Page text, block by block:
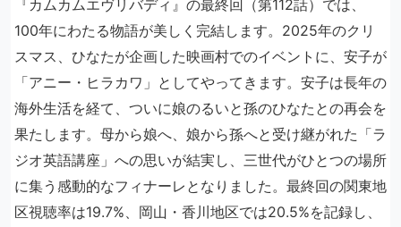
『カムカムエヴリバディ』の最終回（第112話）では、
100年にわたる物語が美しく完結します。2025年のクリ
スマス、ひなたが企画した映画村でのイベントに、安子が
「アニー・ヒラカワ」としてやってきます。安子は長年の
海外生活を経て、ついに娘のるいと孫のひなたとの再会を
果たします。母から娘へ、娘から孫へと受け継がれた「ラ
ジオ英語講座」への思いが結実し、三世代がひとつの場所
に集う感動的なフィナーレとなりました。最終回の関東地
区視聴率は19.7%、岡山・香川地区では20.5%を記録し、